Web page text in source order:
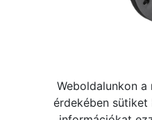
Agy DT Swiss
Weboldalunkon
érdekében sütiket